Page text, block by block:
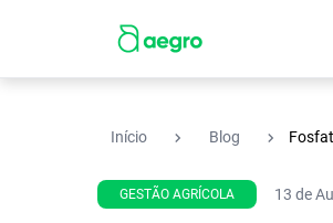
Início navigate_next Blog navigate_next
GESTÃO AGRÍCOLA 13 de